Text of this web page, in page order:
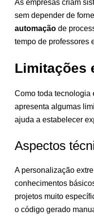
As empresas criam
sem depender de
automação de
tempo de professores
Limitações
Como toda tecnologia
apresenta algumas
ajuda a estabelecer
Aspectos
A personalização
conhecimentos
projetos muito
o código gerado